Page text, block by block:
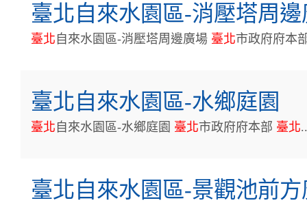
臺北自來水園區-消壓塔周
臺北 自來水園區-消壓塔周邊廣場 臺北市政府府本
臺北自來水園區-水鄉庭園
臺北 自來水園區-水鄉庭園 臺北市政府府本部 臺北
臺北自來水園區-景觀池前